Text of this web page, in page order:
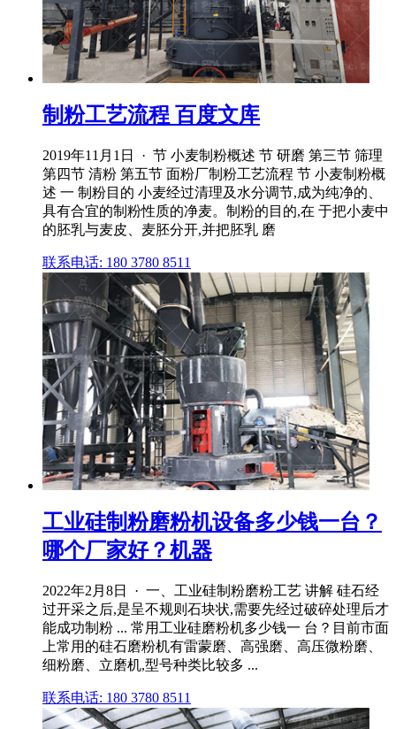
制粉工艺流程 百度文库
2019年11月1日 · 节 小麦制粉概述 节 研磨 第三节 筛理
第四节 清粉 第五节 面粉厂制粉工艺流程 节 小麦制粉概
述 一 制粉目的 小麦经过清理及水分调节,成为纯净的、
具有合宜的制粉性质的净麦。制粉的目的,在 于把小麦中
的胚乳与麦皮、麦胚分开,并把胚乳 磨
联系电话: 180 3780 8511
工业硅制粉磨粉机设备多少钱一台？
哪个厂家好？机器
2022年2月8日 · 一、工业硅制粉磨粉工艺 讲解 硅石经
过开采之后,是呈不规则石块状,需要先经过破碎处理后才
能成功制粉 ... 常用工业硅磨粉机多少钱一 台？目前市面
上常用的硅石磨粉机有雷蒙磨、高强磨、高压微粉磨、
细粉磨、立磨机,型号种类比较多 ...
联系电话: 180 3780 8511